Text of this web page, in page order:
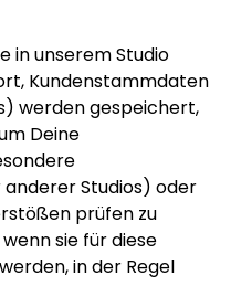
in unserem Studio
Kundenstammdaten
werden gespeichert,
Deine
Studios) oder
prüfen zu
sie für diese
in der Regel